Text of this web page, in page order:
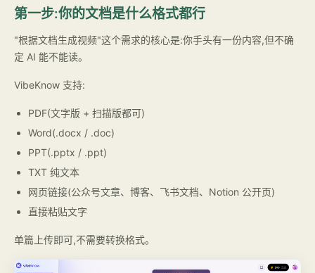
第一步:你的文档是什么格式都行
"根据文档生成视频"这个需求的核心是:你手头有一份内容,但不确
定 AI 能不能读。
VibeKnow 支持:
PDF(文字版 + 扫描版都可)
Word(.docx / .doc)
PPT(.pptx / .ppt)
TXT 纯文本
网页链接(公众号文章、博客、飞书文档、Notion 公开页)
直接粘贴文字
单篇上传即可,不需要转换格式。